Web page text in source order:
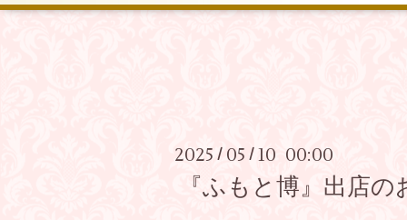
2025 / 05 / 10 00:00
『ふもと博』出店